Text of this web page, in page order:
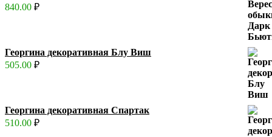
840.00 ₽
Георгина декоративная Блу Виш
505.00 ₽
Георгина декоративная Спартак
510.00 ₽